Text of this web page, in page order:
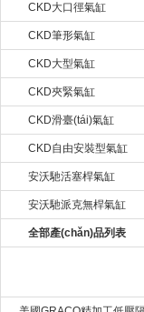
CKD大口徑氣缸
CKD筆形氣缸
CKD大型氣缸
CKD夾緊氣缸
CKD滑臺(tái)氣缸
CKD自由安裝型氣缸
安沃馳活塞桿氣缸
安沃馳派克無桿氣缸
全部產(chǎn)品列表